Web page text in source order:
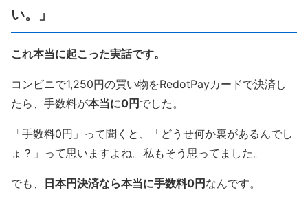
い。」
これ本当に起こった実話です。
コンビニで1,250円の買い物をRedotPayカードで決済し
たら、手数料が本当に0円 でした。
「手数料0円」って聞くと、「どうせ何か裏があるんでし
ょ？」って思いますよね。私もそう思ってました。
でも、 日本円決済なら本当に手数料0円 なんです。